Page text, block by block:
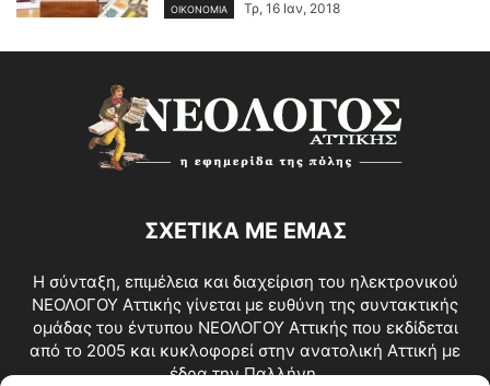
ΟΙΚΟΝΟΜΙΑ Τρ, 16 Ιαν, 2018
ΣΧΕΤΙΚΑ ΜΕ ΕΜΑΣ
Η σύνταξη, επιμέλεια και διαχείριση του ηλεκτρονικού
ΝΕΟΛΟΓΟΥ Αττικής γίνεται με ευθύνη της συντακτικής
ομάδας του έντυπου ΝΕΟΛΟΓΟΥ Αττικής που εκδίδεται
από το 2005 και κυκλοφορεί στην ανατολική Αττική με
έδρα την Παλλήνη.